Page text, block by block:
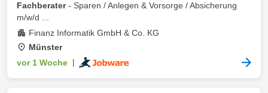
Fachberater- Sparen / Anlegen & Vorsorge / Absicherung
m/w/d ...
Finanz Informatik GmbH & Co. KG
Münster
vor 1 Woche